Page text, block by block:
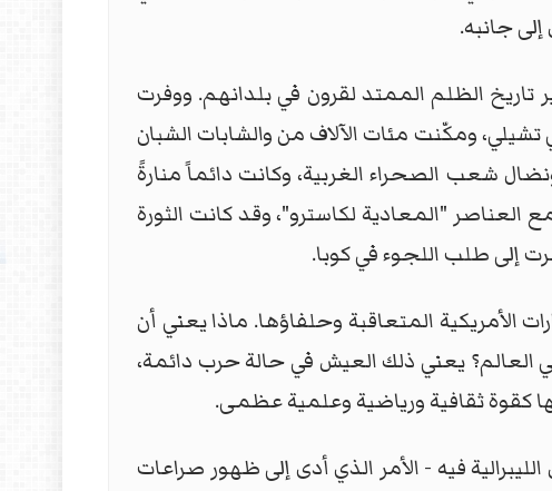
جانبه.
الظلم الممتد لقرون في بلدانهم. ووفرت
ومكّنت مئات الآلاف من والشابات الشبان
شعب الصحراء الغربية، وكانت دائماً منارةً
"المعادية لكاسترو"، وقد كانت الثورة
إلى طلب اللجوء في كوبا.
الأمريكية المتعاقبة وحلفاؤها. ماذا يعني أن
يعني ذلك العيش في حالة حرب دائمة،
كقوة ثقافية ورياضية وعلمية عظمى.
فيه - الأمر الذي أدى إلى ظهور صراعات